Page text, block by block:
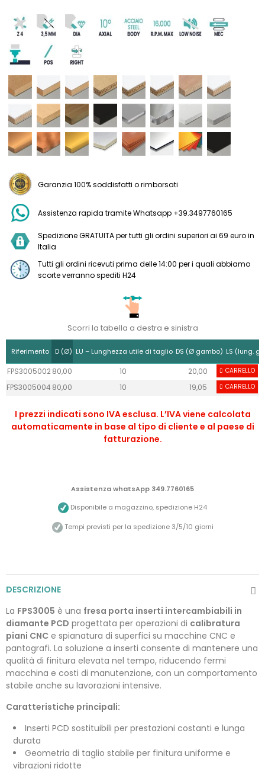
Garanzia 100% soddisfatti o rimborsati
Assistenza rapida tramite Whatsapp +39.3497760165
Spedizione GRATUITA per tutti gli ordini superiori ai 69 euro in
Italia
Tutti gli ordini ricevuti prima delle 14:00 per i quali abbiamo
scorte verranno spediti H24
Scorri la tabella a destra e sinistra
Riferimento D (Ø) LU – Lunghezza utile di taglio DS (Ø gambo) LS (lung.
FPS3005002 80,00 10 20,00 50
CARRELLO
FPS3005004 80,00 10 19,05 50
CARRELLO
I prezzi indicati sono IVA esclusa. L’IVA viene calcolata
automaticamente in base al tipo di cliente e al paese di
fatturazione.
Assistenza whatsApp 349.7760165
Disponibile a magazzino, spedizione H24
Tempi previsti per la spedizione 3/5/10 giorni
DESCRIZIONE
La FPS3005 è una fresa porta inserti intercambiabili in
diamante PCD progettata per operazioni di calibratura
piani CNC e spianatura di superfici su macchine CNC e
pantografi. La soluzione a inserti consente di mantenere una
qualità di finitura elevata nel tempo, riducendo fermi
macchina e costi di manutenzione, con un comportamento
stabile anche su lavorazioni intensive.
Caratteristiche principali:
Inserti PCD sostituibili per prestazioni costanti e lunga
durata
Geometria di taglio stabile per finitura uniforme e
vibrazioni ridotte